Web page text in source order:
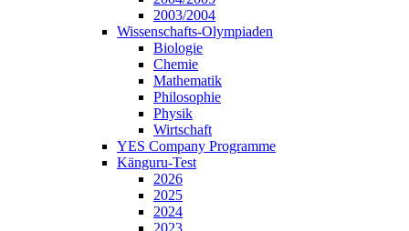
2003/2004
Wissenschafts-Olympiaden
Biologie
Chemie
Mathematik
Philosophie
Physik
Wirtschaft
YES Company Programme
Känguru-Test
2026
2025
2024
2023